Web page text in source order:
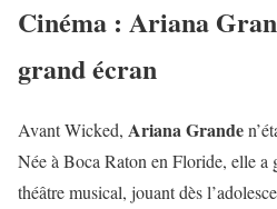
Cinéma : Ariana
grand écran
Avant Wicked, Ariana Grande
Née à Boca Raton en Floride, elle a
théâtre musical, jouant dès